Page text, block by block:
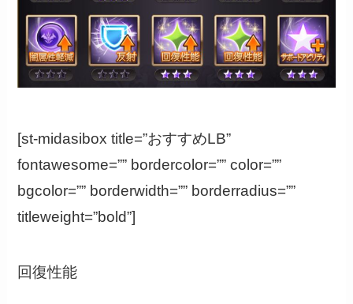
[st-midasibox title=”おすすめLB”
fontawesome=”” bordercolor=”” color=””
bgcolor=”” borderwidth=”” borderradius=””
titleweight=”bold”]
回復性能